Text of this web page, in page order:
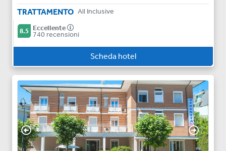
TRATTAMENTO All Inclusive
8.5 Eccellente
740 recensioni
Scheda hotel